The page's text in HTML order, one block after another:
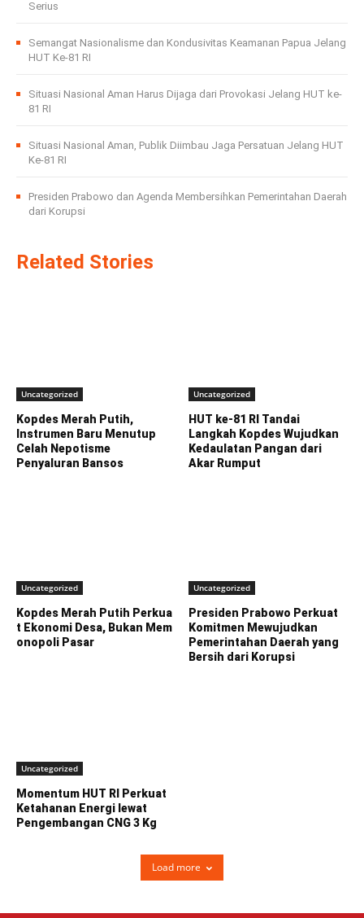
Serius
Semangat Nasionalisme dan Kondusivitas Keamanan Papua Jelang
HUT Ke-81 RI
Situasi Nasional Aman Harus Dijaga dari Provokasi Jelang HUT ke-
81 RI
Situasi Nasional Aman, Publik Diimbau Jaga Persatuan Jelang HUT
Ke-81 RI
Presiden Prabowo dan Agenda Membersihkan Pemerintahan Daerah
dari Korupsi
Related Stories
Uncategorized
Kopdes Merah Putih,
Instrumen Baru Menutup
Celah Nepotisme
Penyaluran Bansos
Uncategorized
HUT ke-81 RI Tandai
Langkah Kopdes Wujudkan
Kedaulatan Pangan dari
Akar Rumput
Uncategorized
Kopdes Merah Putih Perkua
t Ekonomi Desa, Bukan Mem
onopoli Pasar
Uncategorized
Presiden Prabowo Perkuat
Komitmen Mewujudkan
Pemerintahan Daerah yang
Bersih dari Korupsi
Uncategorized
Momentum HUT RI Perkuat
Ketahanan Energi lewat
Pengembangan CNG 3 Kg
Load more